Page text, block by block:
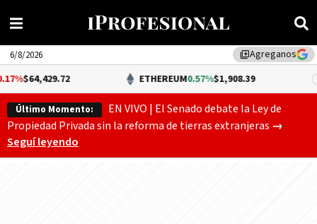
library_addAgreganos
6/8/2026
ETHEREUM0.57%$1,908.39
Último Momento:
EN VIVO | El Senado debate la Ley de
Propiedad Privada sin la reforma de tierras extranjeras →
Seguí leyendo